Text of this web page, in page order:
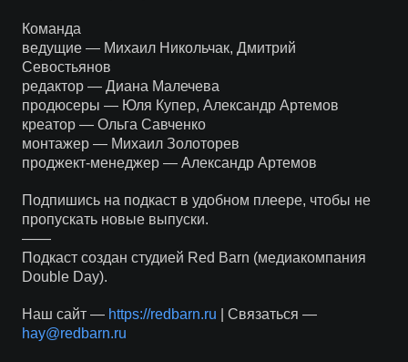
Команда
ведущие — Михаил Никольчак, Дмитрий
Севостьянов
редактор — Диана Малечева
продюсеры — Юля Купер, Александр Артемов
креатор — Ольга Савченко
монтажер — Михаил Золоторев
проджект-менеджер — Александр Артемов
Подпишись на подкаст в удобном плеере, чтобы не
пропускать новые выпуски.
——
Подкаст создан студией Red Barn (медиакомпания
Double Day).
Наш сайт — https://redbarn.ru | Связаться —
hay@redbarn.ru